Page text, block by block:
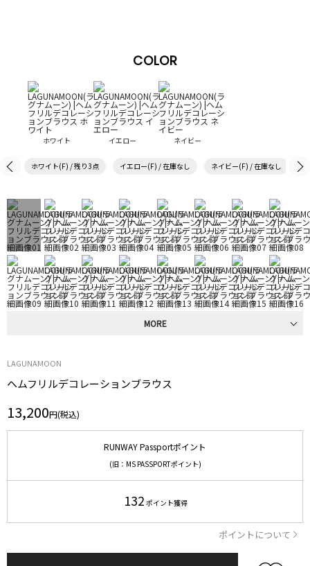
COLOR
ホワイト イエロー ネイビー
ホワイト(F) / 残り3点 イエロー(F) / 在庫なし ネイビー(F) / 在庫なし
MORE
LAGUNAMOON
ヘムフリルデコレーションブラウス
13,200円(税込)
RUNWAY Passportポイント
(旧：MS PASSPORTポイント)
132 ポイント獲得
ポイントについて